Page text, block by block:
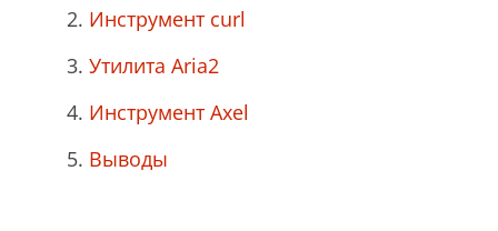
Инструмент curl
Утилита Aria2
Инструмент Axel
Выводы